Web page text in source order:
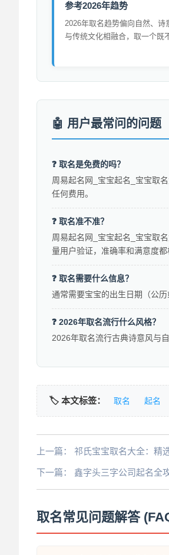
参考2026年趋势
2026年取名趋势偏向自然、
与传统文化相融合，取一个既
用户最常问的问题
❓ 取名是免费的吗？
周易起名网_宝宝起名_宝宝取
任何费用。
❓ 取名准不准？
周易起名网_宝宝起名_宝宝取
量用户验证，准确率和满意度都
❓ 取名需要什么信息？
通常需要宝宝的出生日期（公
❓ 2026年取名流行什么风格？
2026年取名流行古典诗意风与
🏷️ 本文标签： 取名 起名
上一篇： 祁氏宝宝取名大全：精
下一篇： 鑫字头三字公司起名全
取名常见问题解答